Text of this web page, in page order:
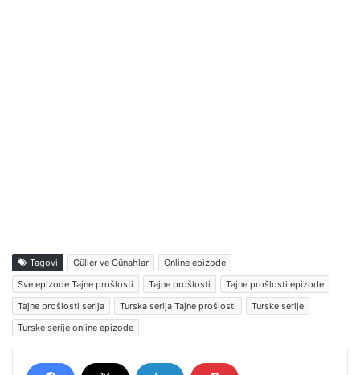
Tagovi Güller ve Günahlar
Online epizode
Sve epizode Tajne prošlosti
Tajne prošlosti
Tajne prošlosti epizode
Tajne prošlosti serija
Turska serija Tajne prošlosti
Turske serije
Turske serije online epizode